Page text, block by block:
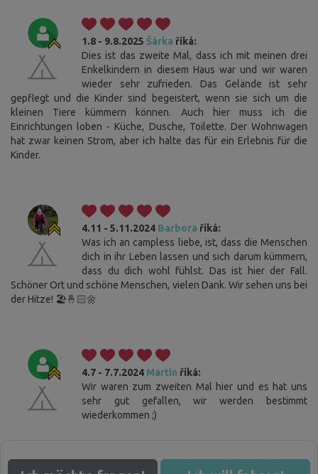
1.8 - 9.8.2025 Šárka říká:
Dies ist das zweite Mal, dass ich mit meinen drei
Enkelkindern in diesem Haus war und wir waren
wieder sehr zufrieden. Das Gelände ist sehr
gepflegt und die Kinder sind begeistert, wenn sie sich um die
kleinen Tiere kümmern können. Auch hier muss ich die
Einrichtungen loben - Küche, Dusche, Toilette. Der Wohnwagen
hat zwar keinen Strom, aber ich halte das für ein Erlebnis für die
Kinder.
4.11 - 5.11.2024 Barbora říká:
Was ich an campless liebe, ist, dass die Menschen
dich in ihr Leben lassen und sich darum kümmern,
dass du dich wohl fühlst. Das ist hier der Fall.
Schöner Ort und schöne Menschen, vielen Dank. Wir sehen uns bei
der Hitze! 🏖️🤞🏻🌼
4.7 - 7.7.2024 Martin říká:
Wir waren zum zweiten Mal hier und es hat uns
sehr gut gefallen, wir werden bestimmt
wiederkommen ;)
Diese Website verwendet Cookies. Bitte bestätigen Sie Ihr
Einverständnis mit der Verwendung aller Cookies, indem Sie auf "Ich
stimme zu" klicken. Wenn Sie Ihre Einstellungen ändern möchten, klicken
Sie auf die Schaltfläche "Einstellungen speichern". Weitere
Informationen über unsere Verwendung von Cookies finden Sie